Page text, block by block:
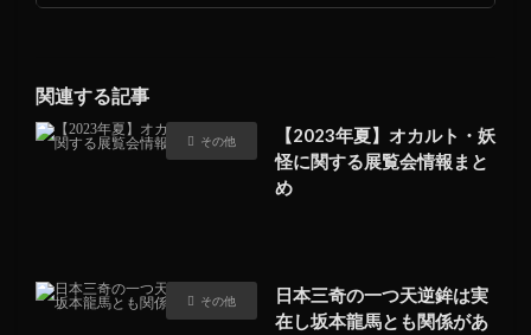
関連する記事
その他
【2023年夏】オカルト・妖
怪に関する展覧会情報まと
め
その他
日本三奇の一つ天逆鉾は実
在し坂本龍馬とも関係があ